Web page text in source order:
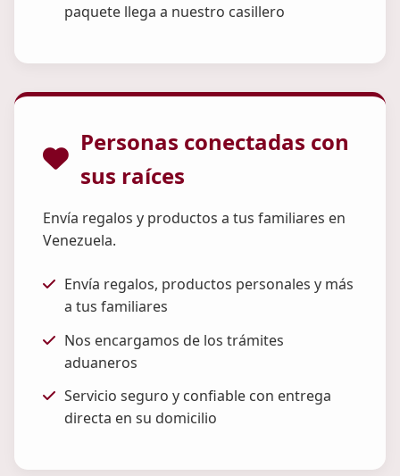
paquete llega a nuestro casillero
Personas conectadas con
sus raíces
Envía regalos y productos a tus familiares en
Venezuela.
Envía regalos, productos personales y más
a tus familiares
Nos encargamos de los trámites
aduaneros
Servicio seguro y confiable con entrega
directa en su domicilio